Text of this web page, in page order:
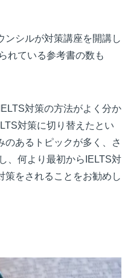
ンシルが対策講座を開講し
れている参考書の数も
対策の方法がよく分か
対策に切り替えたとい
のあるトピックが多く、さ
、何より最初からIELTS対
策をされることをお勧めし